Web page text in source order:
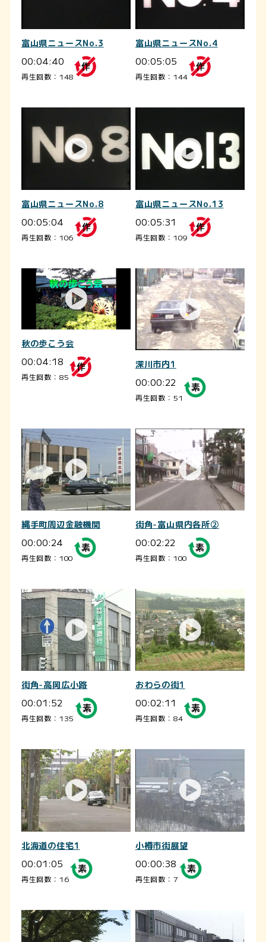
富山県ニュースNo.3
00:04:40
再生回数：148
富山県ニュースNo.4
00:05:05
再生回数：144
富山県ニュースNo.8
00:05:04
再生回数：106
富山県ニュースNo.13
00:05:31
再生回数：109
秋の歩こう会
00:04:18
再生回数：85
深川市内1
00:00:22
再生回数：51
縄手町周辺金融機関
00:00:24
再生回数：100
街角-富山県内各所②
00:02:22
再生回数：100
街角-高岡広小路
00:01:52
再生回数：135
おわらの街1
00:02:11
再生回数：84
北海道の住宅1
00:01:05
再生回数：16
小樽市街展望
00:00:38
再生回数：7